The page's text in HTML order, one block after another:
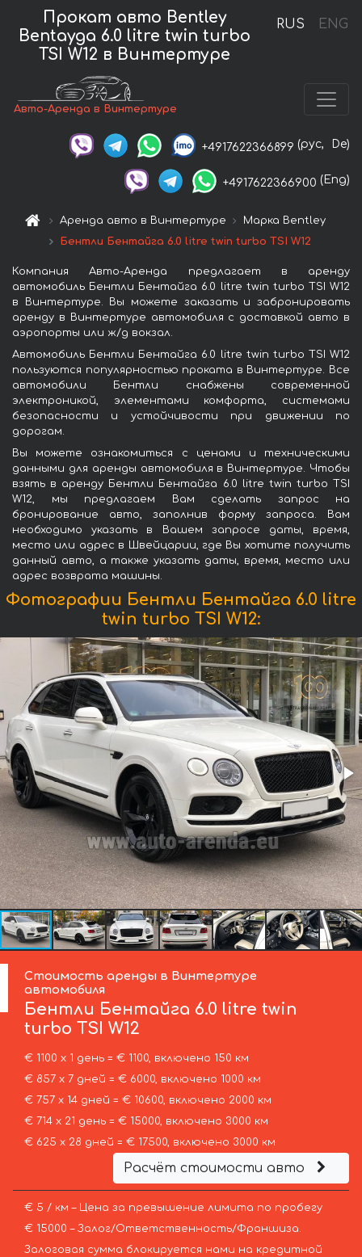
RUS ENG
Прокат авто Bentley
Bentayga 6.0 litre twin turbo
TSI W12 в Винтертуре
Авто-Аренда в Винтертуре
+4917622366899 (рус, De)
+4917622366900 (Eng)
Аренда авто в Винтертуре
Марка Bentley
Бентли Бентайга 6.0 litre twin turbo TSI W12
Компания Авто-Аренда предлагает в аренду
автомобиль Бентли Бентайга 6.0 litre twin turbo TSI W12
в Винтертуре. Вы можете заказать и забронировать
аренду в Винтертуре автомобиля с доставкой авто в
аэропорты или ж/д вокзал.
Автомобиль Бентли Бентайга 6.0 litre twin turbo TSI W12
пользуются популярностью проката в Винтертуре. Все
автомобили Бентли снабжены современной
электроникой, элементами комфорта, системами
безопасности и устойчивости при движении по
дорогам.
Вы можете ознакомиться с ценами и техническими
данными для аренды автомобиля в Винтертуре. Чтобы
взять в аренду Бентли Бентайга 6.0 litre twin turbo TSI
W12, мы предлагаем Вам сделать запрос на
бронирование авто, заполнив форму запроса. Вам
необходимо указать в Вашем запросе даты, время,
место или адрес в Швейцарии, где Вы хотите получить
данный авто, а также указать даты, время, место или
адрес возврата машины.
Фотографии Бентли Бентайга 6.0 litre
twin turbo TSI W12:
Стоимость аренды в Винтертуре
автомобиля
Бентли Бентайга 6.0 litre twin
turbo TSI W12
€ 1100 х 1 день = € 1100, включено 150 км
€ 857 х 7 дней = € 6000, включено 1000 км
€ 757 х 14 дней = € 10600, включено 2000 км
€ 714 х 21 день = € 15000, включено 3000 км
€ 625 х 28 дней = € 17500, включено 3000 км
Расчёт стоимости авто
€ 5 / км – Цена за превышение лимита по пробегу
€ 15000 – Залог/Ответственность/Франшиза.
Залоговая сумма блокируется нами на кредитной